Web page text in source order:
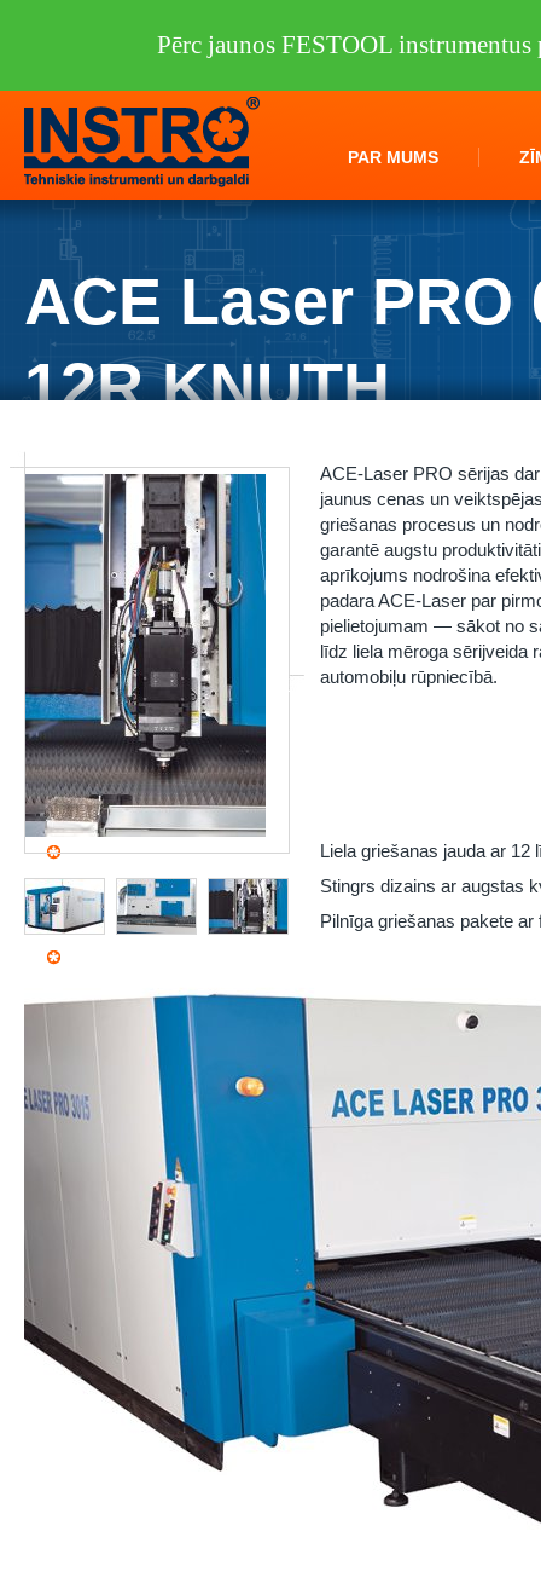
PAR MUMS
ACE Laser PRO
12R KNUTH
ACE-Laser PRO sērijas
jaunus cenas un
griešanas procesus un
garantē augstu
aprīkojums nodrošina
padara ACE-Laser par
pielietojumam — sākot no
līdz liela mēroga sērijveida
automobiļu rūpniecībā.
Liela griešanas jauda ar 12
Stingrs dizains ar augstas
Pilnīga griešanas pakete
Pērc jaunos FESTOOL